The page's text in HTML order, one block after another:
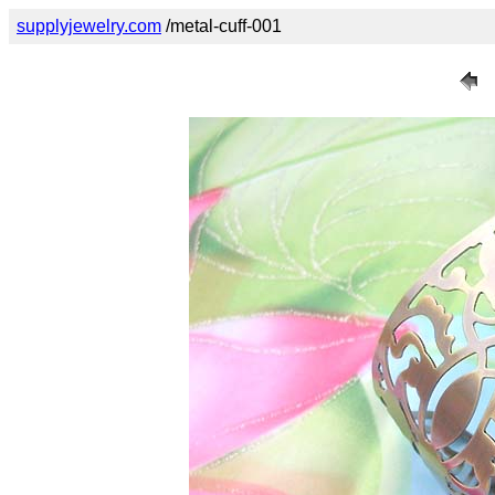
supplyjewelry.com /metal-cuff-001